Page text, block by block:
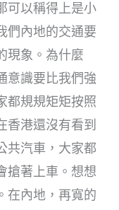
可以稱得上是小
們內地的交通要
現象。為什麼
意識要比我們強
都規規矩矩按照
香港還沒有看到
共汽車，大家都
搶著上車。想想
在內地，再寬的